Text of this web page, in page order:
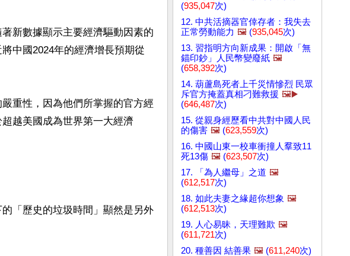
新數據顯示主要經濟驅動因素的
中國2024年的經濟增長預期從
重性，因為他們所掌握的官方經
越美國成為世界第一大經濟
「歷史的垃圾時間」顯然是另外
(935,047次)
12. 中共活摘器官倖存者：我失去
正常勞動能力 🖼️ (935,045次)
13. 習指明方向新成果：開啟「無
錨印鈔」人民幣變廢紙 🖼️
(658,392次)
14. 葫蘆島死者上千災情慘烈 民眾
斥官方掩蓋真相刁難救援 🖼️▶️
(646,487次)
15. 從親身經歷看中共對中國人民
的傷害 🖼️ (623,559次)
16. 中國山東一校車衝撞人羣致11
死13傷 🖼️ (623,507次)
17. 「為人繼母」之道 🖼️
(612,517次)
18. 如此夫妻之緣超你想象 🖼️
(612,513次)
19. 人心易昧，天理難欺 🖼️
(611,721次)
20. 種善因 結善果 🖼️ (611,240次)